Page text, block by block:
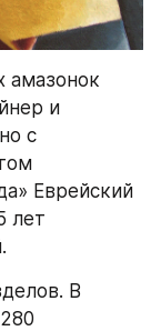
амазонок
и
с
Еврейский
лет
В